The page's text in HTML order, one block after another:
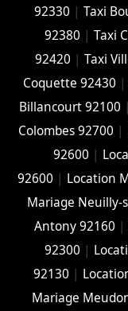
92330 | Taxi
92380 |Taxi
92420 | Taxi
Coquette 92430 |
Billancourt 92100 |
Colombes 92700 |
92600 |
92600 | Location
Mariage Neuilly-
Antony 92160 |
92300 |
92130 |
Mariage